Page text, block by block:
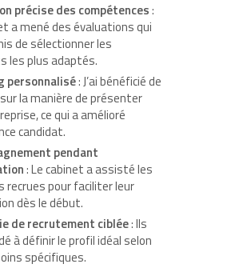
précise des compétences:
a mené des évaluations qui
de sélectionner les
les plus adaptés.
personnalisé: J’ai bénéficié de
la manière de présenter
ce qui a amélioré
candidat.
pendant
: Le cabinet a assisté les
recrues pour faciliter leur
dès le début.
de recrutement ciblée: Ils
à définir le profil idéal selon
spécifiques.